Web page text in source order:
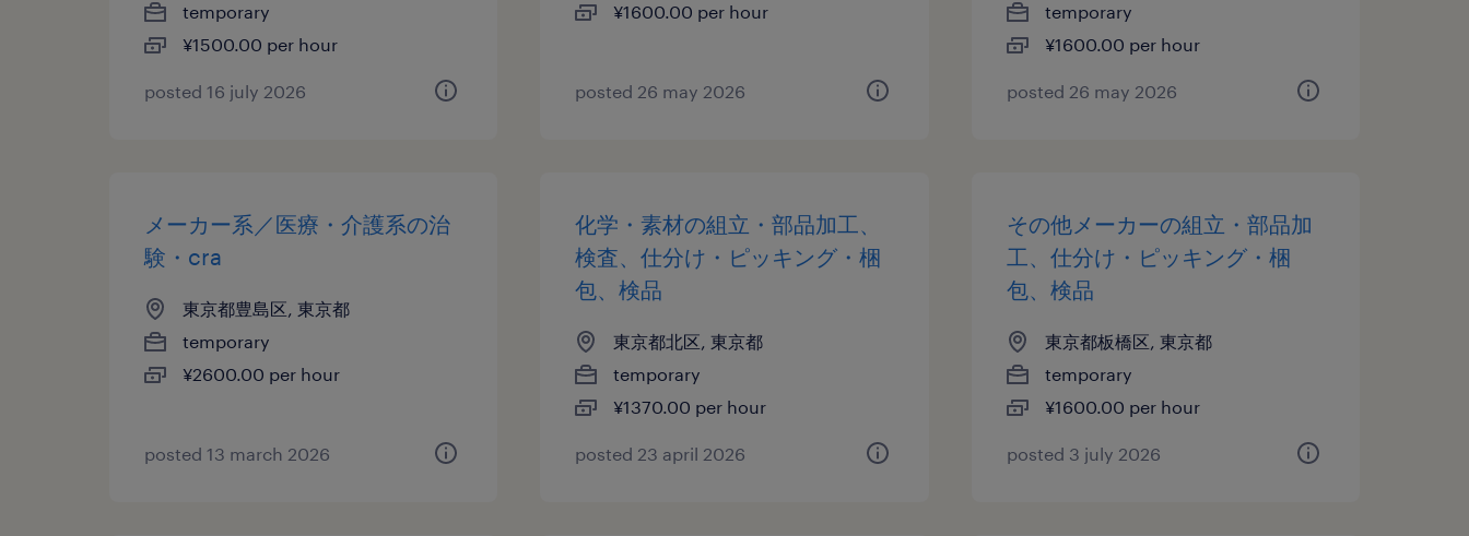
temporary
¥1500.00 per hour
posted 16 july 2026
¥1600.00 per hour
posted 26 may 2026
temporary
¥1600.00 per hour
posted 26 may 2026
メーカー系／医療・介護系の治
験・cra
東京都豊島区, 東京都
temporary
¥2600.00 per hour
posted 13 march 2026
化学・素材の組立・部品加工、
検査、仕分け・ピッキング・梱
包、検品
東京都北区, 東京都
temporary
¥1370.00 per hour
posted 23 april 2026
その他メーカーの組立・部品加
工、仕分け・ピッキング・梱
包、検品
東京都板橋区, 東京都
temporary
¥1600.00 per hour
posted 3 july 2026